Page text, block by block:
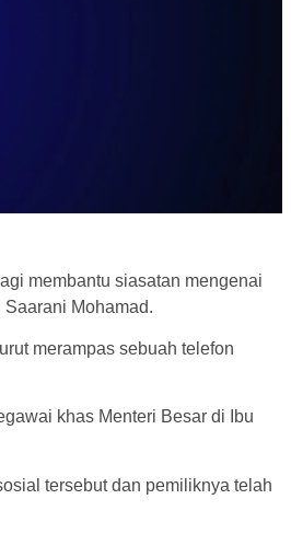
membantu siasatan mengenai
Mohamad.
merampas sebuah telefon
khas Menteri Besar di Ibu
tersebut dan pemiliknya telah